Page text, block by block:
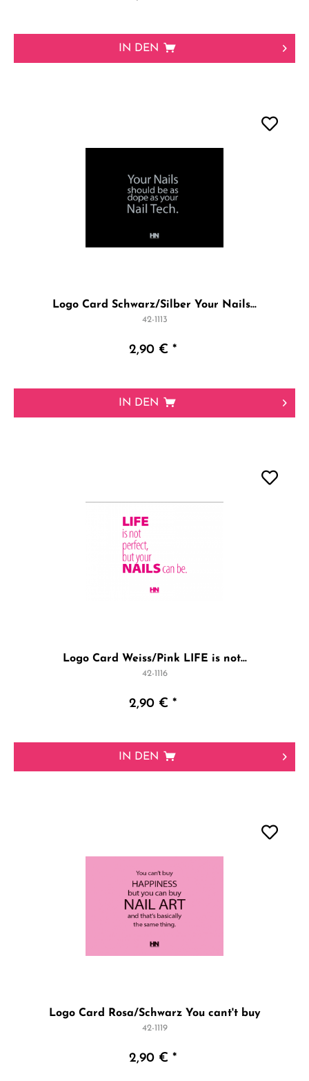
IN DEN
Logo Card Schwarz/Silber Your Nails...
42-1113
2,90 € *
IN DEN
Logo Card Weiss/Pink LIFE is not...
42-1116
2,90 € *
IN DEN
Logo Card Rosa/Schwarz You cant't buy
42-1119
2,90 € *